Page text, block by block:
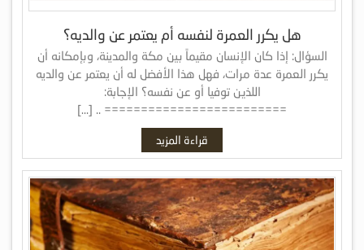
هل يكرر العمرة لنفسه أم يعتمر عن والديه؟
السؤال: إذا كان الإنسان مقيماً بين مكة والمدينة، وبإمكانه أن
يكرر العمرة عدة مرات، فهل هذا الأفضل له أن يعتمر عن والديه
اللذين توفيا أو عن نفسه؟ الإجابة:
========================= .. […]
قراءة المزيد